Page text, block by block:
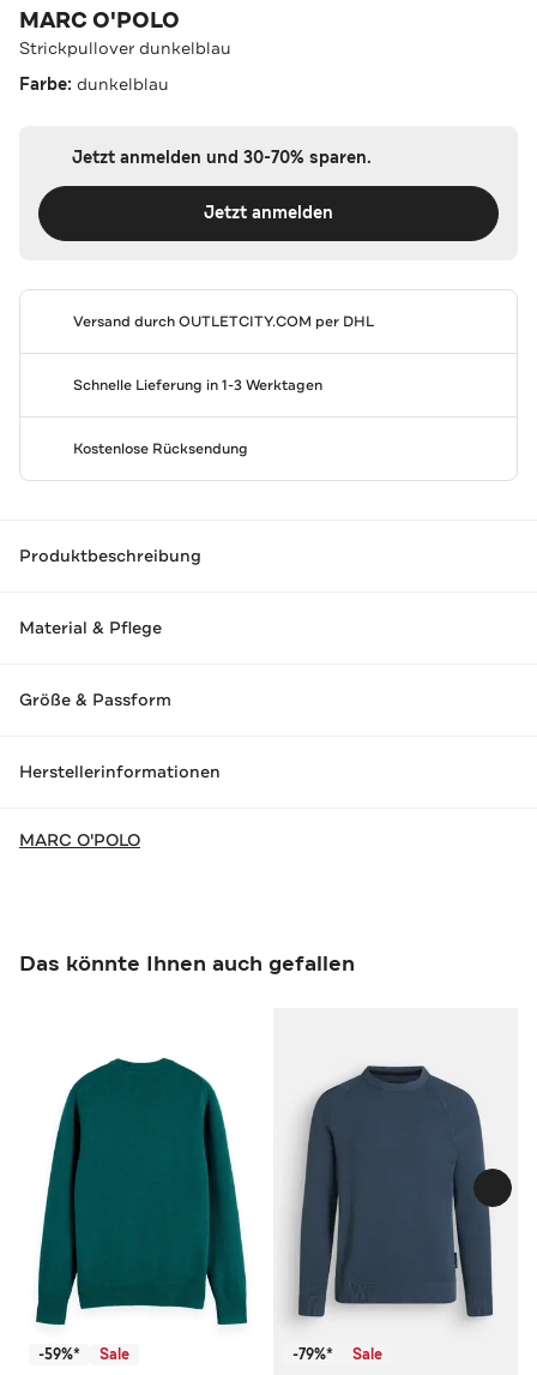
MARC O'POLO
Strickpullover dunkelblau
Farbe: dunkelblau
Jetzt anmelden und 30-70% sparen.
Jetzt anmelden
Versand durchOUTLETCITY.COM per DHL
Schnelle Lieferung in 1-3 Werktagen
Kostenlose Rücksendung
Produktbeschreibung
Material & Pflege
Größe & Passform
Herstellerinformationen
MARC O'POLO
Das könnte Ihnen auch gefallen
-59%* Sale -79%* Sale